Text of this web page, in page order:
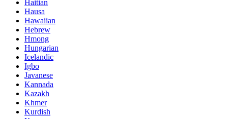
Haitian
Hausa
Hawaiian
Hebrew
Hmong
Hungarian
Icelandic
Igbo
Javanese
Kannada
Kazakh
Khmer
Kurdish